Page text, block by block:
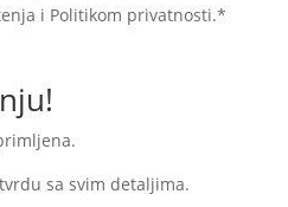
i Politikom privatnosti.*
sa svim detaljima.